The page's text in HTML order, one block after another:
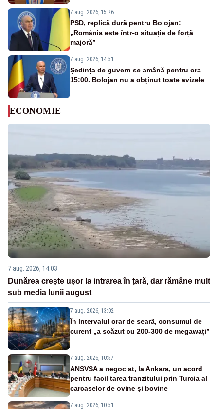
7 aug. 2026, 15:26
PSD, replică dură pentru Bolojan:
„România este într-o situație de forță
majoră”
7 aug. 2026, 14:51
Ședința de guvern se amână pentru ora
15:00. Bolojan nu a obținut toate avizele
ECONOMIE
7 aug. 2026, 14:03
Dunărea crește ușor la intrarea în țară, dar rămâne mult
sub media lunii august
7 aug. 2026, 13:02
În intervalul orar de seară, consumul de
curent „a scăzut cu 200-300 de megawați”
7 aug. 2026, 10:57
ANSVSA a negociat, la Ankara, un acord
pentru facilitarea tranzitului prin Turcia al
carcaselor de ovine și bovine
7 aug. 2026, 10:51